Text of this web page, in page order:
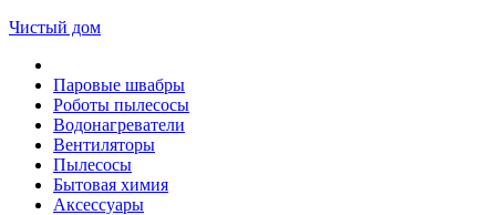
Чистый дом
Паровые швабры
Роботы пылесосы
Водонагреватели
Вентиляторы
Пылесосы
Бытовая химия
Аксессуары